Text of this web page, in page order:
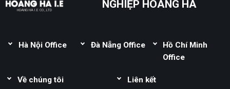
HOANG HA I.E CO., LTD
NGHIỆP HOÀNG HÀ
Hà Nội Office
Nội
Đà Nẵng Office
Văn Duyệt, Sơn Trà,
Hồ Chí Minh
Office
Về chúng tôi Liên kết